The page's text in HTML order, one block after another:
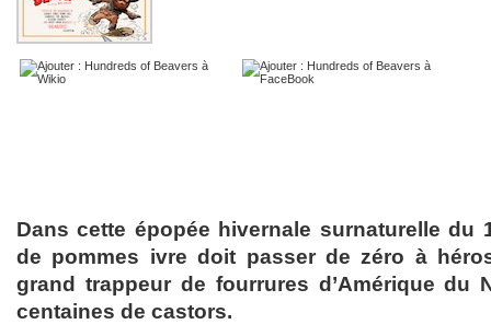
Dans cette épopée hivernale surnaturelle du
de pommes ivre doit passer de zéro à
grand trappeur de fourrures d’Amérique du
centaines de castors.